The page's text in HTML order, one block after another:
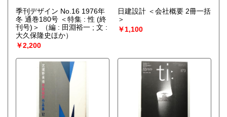
住 千原弘臣 千宗守 川上宗雪
速水宗楽 多田侑史 大島宗翠
池田宗德 中島宗基 辻義一 田
坂大蔵 田中仙堂 筒井紘一 徳
夫 堀部公允 名児耶明 鈴木宗
康 藪内紹智 : 執筆）
季刊デザイン No.16 1976年
冬 通巻180号 ＜特集 : 性 (終
刊号)＞
（編 : 田淵裕一 ; 文 :
大久保隆史ほか）
￥2,200
日建設計 ＜会社概要 2冊一括
＞
￥1,100